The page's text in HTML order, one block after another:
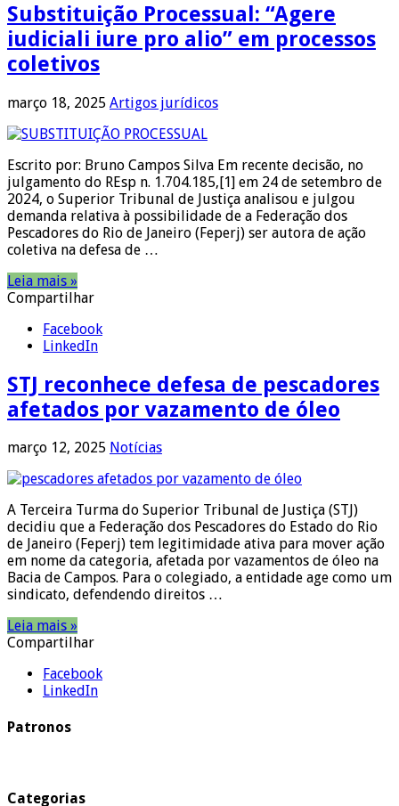
Substituição Processual: “Agere
iudiciali iure pro alio” em processos
coletivos
março 18, 2025 Artigos jurídicos
Escrito por: Bruno Campos Silva Em recente decisão, no
julgamento do REsp n. 1.704.185,[1] em 24 de setembro de
2024, o Superior Tribunal de Justiça analisou e julgou
demanda relativa à possibilidade de a Federação dos
Pescadores do Rio de Janeiro (Feperj) ser autora de ação
coletiva na defesa de …
Leia mais »
Compartilhar
Facebook
LinkedIn
STJ reconhece defesa de pescadores
afetados por vazamento de óleo
março 12, 2025 Notícias
A Terceira Turma do Superior Tribunal de Justiça (STJ)
decidiu que a Federação dos Pescadores do Estado do Rio
de Janeiro (Feperj) tem legitimidade ativa para mover ação
em nome da categoria, afetada por vazamentos de óleo na
Bacia de Campos. Para o colegiado, a entidade age como um
sindicato, defendendo direitos …
Leia mais »
Compartilhar
Facebook
LinkedIn
Patronos
Categorias